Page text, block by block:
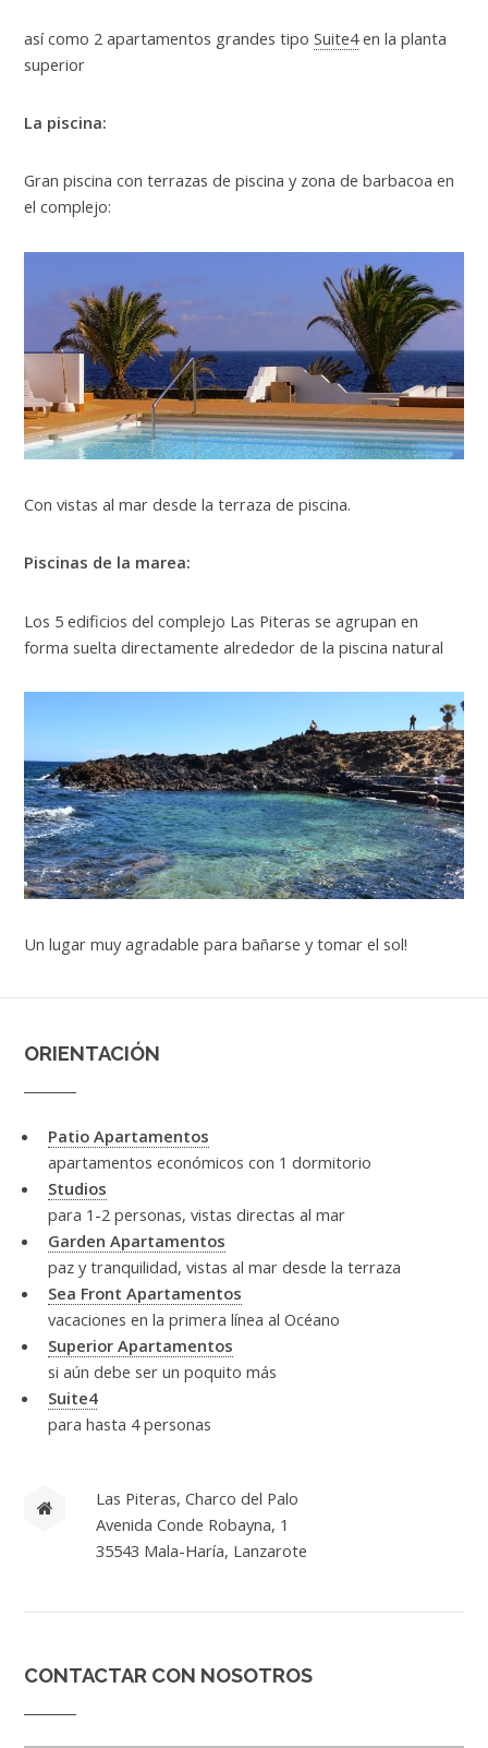
así como 2 apartamentos grandes tipo Suite4en la planta
superior
La piscina:
Gran piscina con terrazas de piscina y zona de barbacoa en
el complejo:
Con vistas al mar desde la terraza de piscina.
Piscinas de la marea:
Los 5 edificios del complejo Las Piteras se agrupan en
forma suelta directamente alrededor de la piscina natural
Un lugar muy agradable para bañarse y tomar el sol!
ORIENTACIÓN
Patio Apartamentos
apartamentos económicos con 1 dormitorio
Studios
para 1-2 personas, vistas directas al mar
Garden Apartamentos
paz y tranquilidad, vistas al mar desde la terraza
Sea Front Apartamentos
vacaciones en la primera línea al Océano
Superior Apartamentos
si aún debe ser un poquito más
Suite4
para hasta 4 personas
Las Piteras, Charco del Palo
Avenida Conde Robayna, 1
35543 Mala-Haría, Lanzarote
CONTACTAR CON NOSOTROS